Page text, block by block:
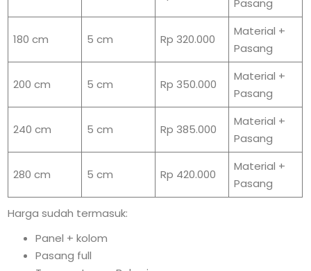
180 cm 5 cm Rp 320.000
Material +
Pasang
200 cm 5 cm Rp 350.000
Material +
Pasang
240 cm 5 cm Rp 385.000
Material +
Pasang
280 cm 5 cm Rp 420.000
Material +
Pasang
Harga sudah termasuk:
Panel + kolom
Pasang full